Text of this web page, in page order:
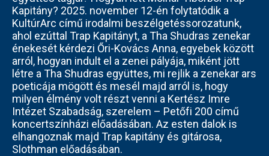
Kapitány? 2025. november 12-én folytatódik a
KultúrArc című irodalmi beszélgetéssorozatunk,
ahol ezúttal Trap Kapitányt, a Tha Shudras zenekar
énekesét kérdezi Őri-Kovács Anna, egyebek között
arról, hogyan indult el a zenei pályája, miként jött
létre a Tha Shudras együttes, mi rejlik a zenekar ars
poeticája mögött és mesél majd arról is, hogy
milyen élmény volt részt venni a Kertész Imre
Intézet Szabadság, szerelem – Petőfi 200 című
koncertszínházi előadásában. Az esten dalok is
elhangoznak majd Trap kapitány és gitárosa,
Slothman előadásában.